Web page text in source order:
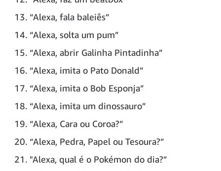
“Alexa, fala baleiês”
“Alexa, solta um pum”
“Alexa, abrir Galinha Pintadinha”
“Alexa, imita o Pato Donald”
“Alexa, imita o Bob Esponja”
“Alexa, imita um dinossauro”
“Alexa, Cara ou Coroa?”
“Alexa, Pedra, Papel ou Tesoura?”
"Alexa, qual é o Pokémon do dia?”